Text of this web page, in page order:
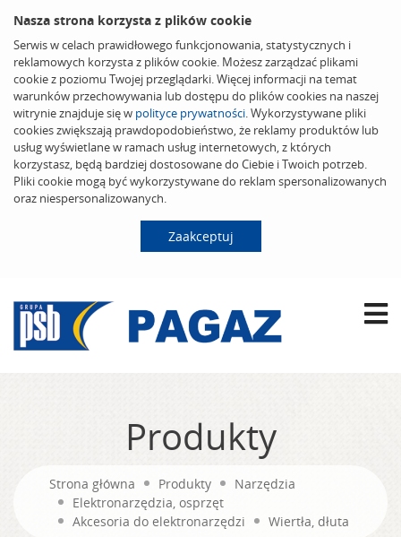
Nasza strona korzysta z plików cookie
Serwis w celach prawidłowego funkcjonowania, statystycznych i
reklamowych korzysta z plików cookie. Możesz zarządzać plikami
cookie z poziomu Twojej przeglądarki. Więcej informacji na temat
warunków przechowywania lub dostępu do plików cookies na naszej
witrynie znajduje się w polityce prywatności. Wykorzystywane pliki
cookies zwiększają prawdopodobieństwo, że reklamy produktów lub
usług wyświetlane w ramach usług internetowych, z których
korzystasz, będą bardziej dostosowane do Ciebie i Twoich potrzeb.
Pliki cookie mogą być wykorzystywane do reklam spersonalizowanych
oraz niespersonalizowanych.
Zaakceptuj
Produkty
Strona główna Produkty
Narzędzia
Elektronarzędzia, osprzęt
Akcesoria do elektronarzędzi
Wiertła, dłuta